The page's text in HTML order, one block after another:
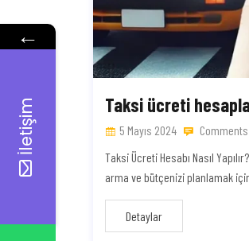
Taksi ücreti
5 Mayıs 2024
Taksi Ücreti Hesabı Nasıl
arma ve bütçenizi planlamak
Detaylar
←
İletişim